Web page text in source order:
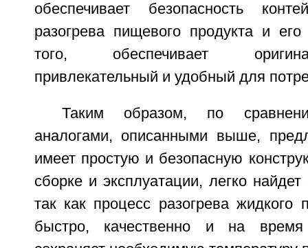
обеспечивает безопасность
разогрева пищевого продукта и
того, обеспечивает
привлекательный и удобный для
Таким образом, по
аналогами, описанными выше,
имеет простую и безопасную
сборке и эксплуатации, легко найдет
так как процесс разогрева жидкого
быстро, качественно и на время